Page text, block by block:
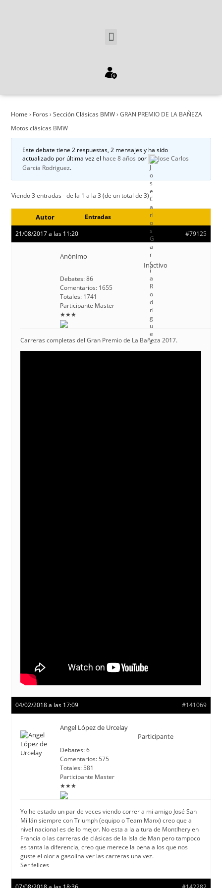
Home › Foros › Sección Clásicas BMW › GRAN PREMIO DE LA BAÑEZA
Motos clásicas BMW
Este debate tiene 2 respuestas, 2 mensajes y ha sido
actualizado por última vez el hace 8 años por
Jose Carlos
Garcia Rodriguez.
Viendo 3 entradas - de la 1 a la 3 (de un total de 3)
Autor
Entradas
21/08/2017 a las 11:20
#79125
Anónimo
Inactivo
Debates: 86
Comentarios: 1655
Totales: 1741
Participante Master
★★★
Carreras completas del Gran Premio de La Bañeza 2017.
04/02/2018 a las 17:09 #141069
Angel López de Urcelay
Participante
Debates: 6
Comentarios: 575
Totales: 581
Participante Master
★★★
Yo he estado un par de veces viendo correr a mi amigo José San
Millán siempre con Triumph (equipo o Team Manx) creo que a
nivel nacional es de lo mejor. No esta a la altura de Montlhery en
Francia o las carreras de clásicas de la Isla de Man pero tampoco
es tanta la diferencia, creo que merece la pena a los que nos
guste el olor a gasolina ver las carreras una vez.
Ser felices